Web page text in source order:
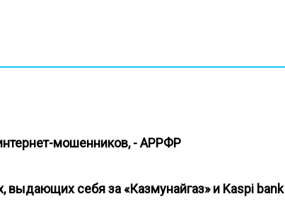
мошенников, - АРРФР
себя за «Казмунайгаз» и Kaspi bank